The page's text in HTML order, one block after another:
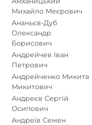
Михайло Меєрович
Ананьєв-Дуб
Олександр
Борисович
Андрейчев Іван
Петрович
Андрейченко Микита
Микитович
Андреєв Сергій
Осипович
Андреїв Семен